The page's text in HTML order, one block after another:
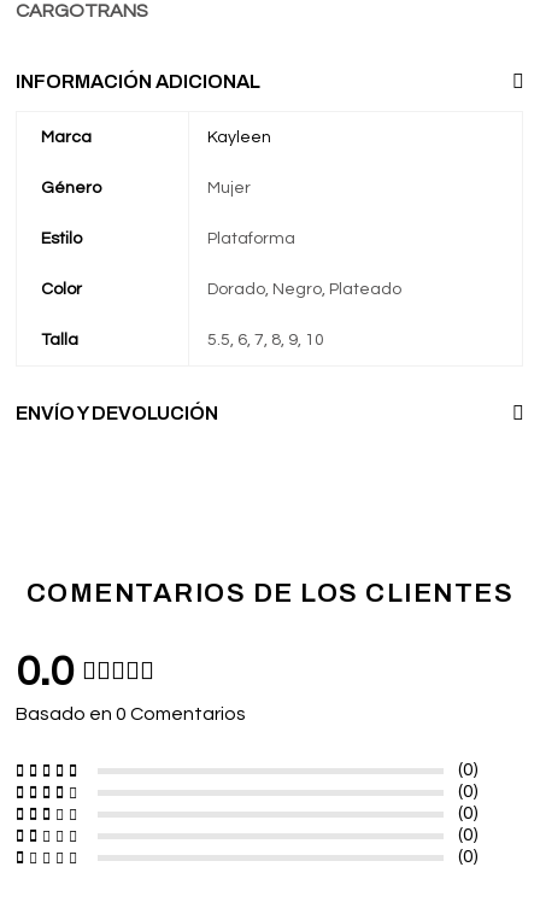
CARGOTRANS
INFORMACIÓN ADICIONAL
Marca Kayleen
Género Mujer
Estilo Plataforma
Color Dorado, Negro, Plateado
Talla 5.5, 6, 7, 8, 9, 10
ENVÍO Y DEVOLUCIÓN
COMENTARIOS DE LOS CLIENTES
0.0
Basado en 0 Comentarios
(0)
(0)
(0)
(0)
(0)